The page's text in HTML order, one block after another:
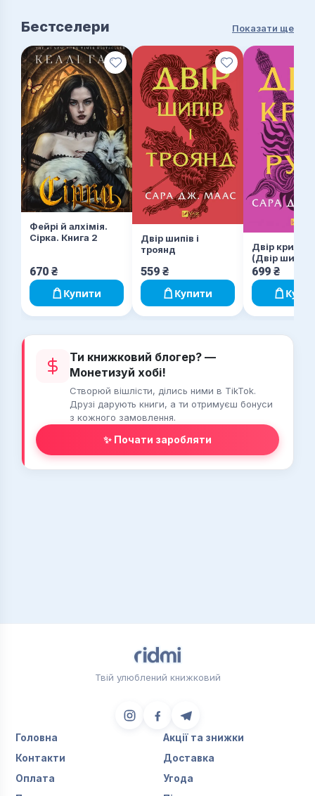
Бестселери Показати ще
Фейрі й алхімія.
Сірка. Книга 2
670 ₴
Купити
Двір шипів і
троянд
559 ₴
Купити
Двір крил і
(Двір шипів і
троянд #3)
699 ₴
Ти книжковий блогер? —
Монетизуй хобі!
Створюй вішлісти, ділись ними в TikTok.
Друзі дарують книги, а ти отримуєш бонуси
з кожного замовлення.
✨ Почати заробляти
Твій улюблений книжковий
Головна
Акції та знижки
Контакти
Доставка
Оплата
Угода